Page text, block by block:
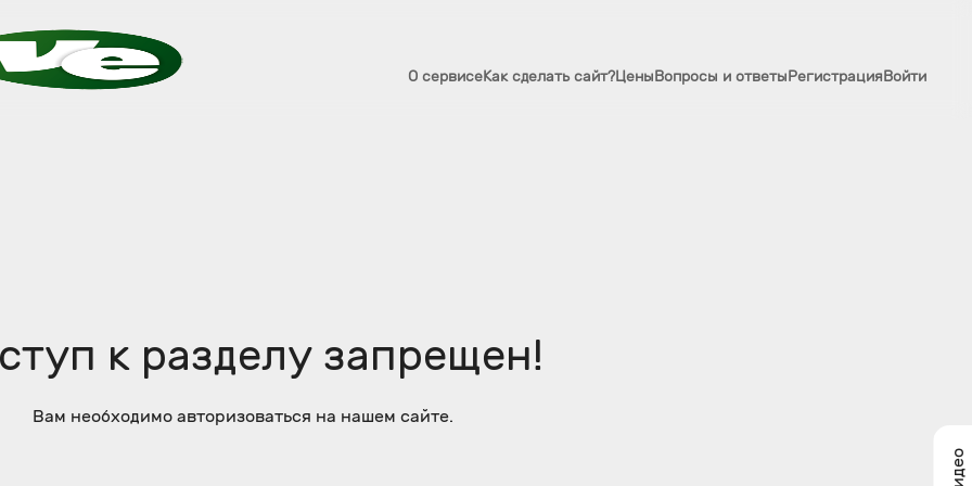
О сервисеКак сделать сайт?ЦеныВопросы и ответыРегистрацияВойти
к разделу запрещен!
Вам необходимо авторизоваться на нашем сайте.